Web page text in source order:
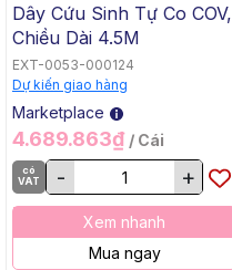
Dây Cứu Sinh Tự Co COV,
Chiều Dài 4.5M
EXT-0053-000124
Dự kiến giao hàng
Marketplace
4.689.863₫ / Cái
có
VAT
- +
Xem nhanh
Mua ngay